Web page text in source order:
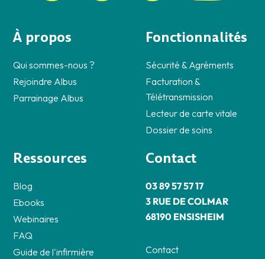
À propos
Qui sommes-nous ?
Rejoindre Albus
Parrainage Albus
Fonctionnalités
Sécurité & Agréments
Facturation &
Télétransmission
Lecteur de carte vitale
Dossier de soins
Ressources
Blog
Ebooks
Webinaires
FAQ
Guide de l'infirmière
Contact
03 89 57 57 17
3 RUE DE COLMAR
68190 ENSISHEIM
Contact